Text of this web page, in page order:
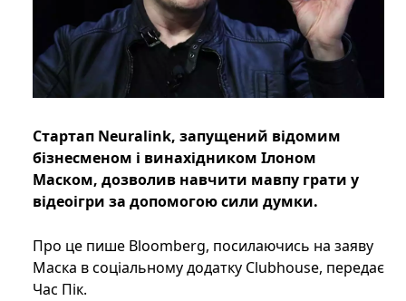
Стартап Neuralink, запущений відомим
бізнесменом і винахідником Ілоном
Маском, дозволив навчити мавпу грати у
відеоігри за допомогою сили думки.
Про це пише Bloomberg, посилаючись на заяву
Маска в соціальному додатку Clubhouse, передає
Час Пік.